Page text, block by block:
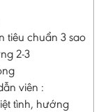
tiêu chuẩn 3 sao
2-3
viên :
tình, hướng